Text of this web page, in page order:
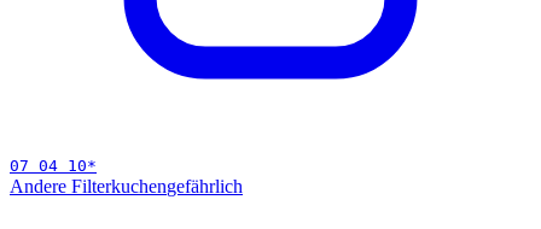
07 04 10*
Andere Filterkuchengefährlich